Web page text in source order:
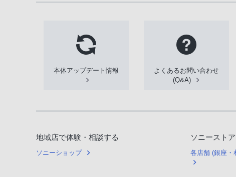
本体アップデート情報
よくあるお問い合わせ
(Q&A)
地域店で体験・相談する
ソニーショップ
ソニースト
各店舗 (銀座・